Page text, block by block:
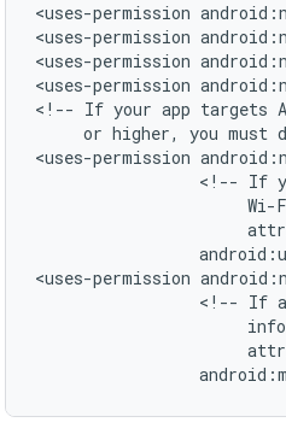
<uses-permission
<uses-permission
<uses-permission
<uses-permission
<!-- If your app targets
or higher, you must
<uses-permission
<!-- If
Wi-
<uses-permission
<!-- If